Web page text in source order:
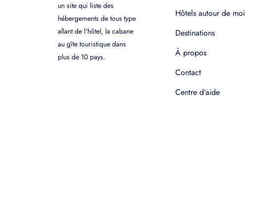
un site qui liste des
hébergements de tous type
allant de l'hôtel, la cabane
au gîte touristique dans
plus de 10 pays.
Hôtels autour de moi
Destinations
À propos
Contact
Centre d'aide